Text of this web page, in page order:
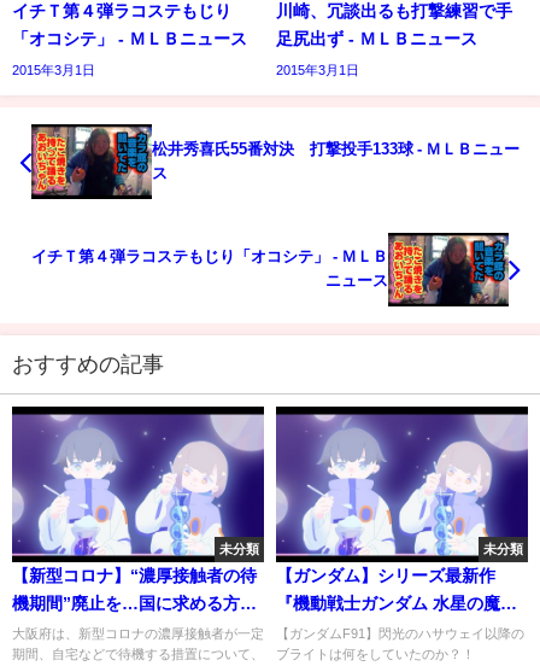
イチＴ第４弾ラコステもじり
「オコシテ」 - ＭＬＢニュース
2015年3月1日
川崎、冗談出るも打撃練習で手
足尻出ず - ＭＬＢニュース
2015年3月1日
松井秀喜氏55番対決 打撃投手133球 - ＭＬＢニュー
ス
イチＴ第４弾ラコステもじり「オコシテ」 - ＭＬＢ
ニュース
おすすめの記事
未分類
【新型コロナ】“濃厚接触者の待
機期間”廃止を…国に求める方針
を決定
大阪府は、新型コロナの濃厚接触者が一定
期間、自宅などで待機する措置について、
未分類
【ガンダム】シリーズ最新作
『機動戦士ガンダム 水星の魔
女』2022年テレビ放送決定!!
【ガンダムF91】閃光のハサウェイ以降の
ブライトは何をしていたのか？！